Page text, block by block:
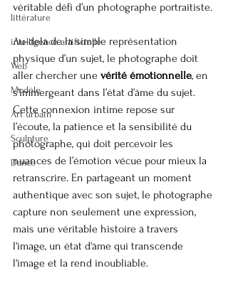
littérature
intelligence artificielle
Web
Modèle
Art urbain
Sculpture
Dance
véritable défi d’un photographe portraitiste.
Au-delà de la simple représentation
physique d’un sujet, le photographe doit
aller chercher une vérité émotionnelle, en
s’immergeant dans l’état d’âme du sujet.
Cette connexion intime repose sur
l’écoute, la patience et la sensibilité du
photographe, qui doit percevoir les
nuances de l’émotion vécue pour mieux la
retranscrire. En partageant un moment
authentique avec son sujet, le photographe
capture non seulement une expression,
mais une véritable histoire à travers
l'image, un état d'âme qui transcende
l'image et la rend inoubliable.